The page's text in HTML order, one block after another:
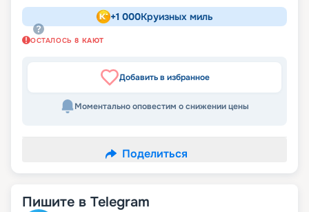
+1 000Круизных миль
ОСТАЛОСЬ 8 КАЮТ
Добавить в избранное
Моментально оповестим о снижении цены
Поделиться
Пишите в Telegram